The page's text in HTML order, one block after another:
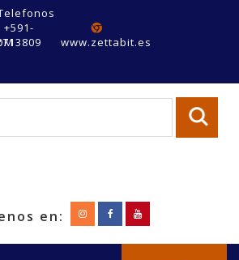
+591-
www.zettabit.es
en: